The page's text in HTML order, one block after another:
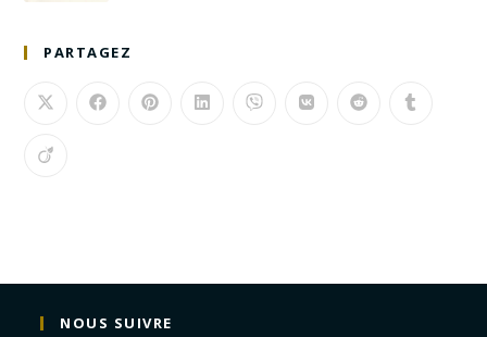
PARTAGEZ
NOUS SUIVRE